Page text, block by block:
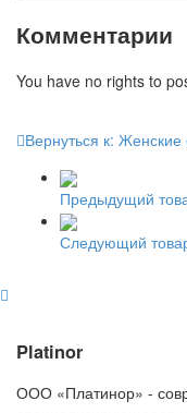
Комментарии
You have no rights to
Вернуться к:
Предыдущий
Следующий
Platinor
ООО «Платинор» -